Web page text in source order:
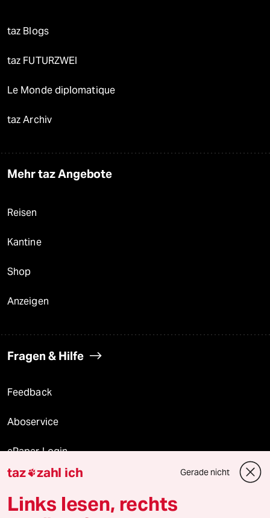
taz Blogs
taz FUTURZWEI
Le Monde diplomatique
taz Archiv
Mehr taz Angebote
Reisen
Kantine
Shop
Anzeigen
Fragen & Hilfe
Feedback
Aboservice
ePaper Login
Downloads für Abonnierende
taz zahl ich Gerade nicht
Links lesen, rechts